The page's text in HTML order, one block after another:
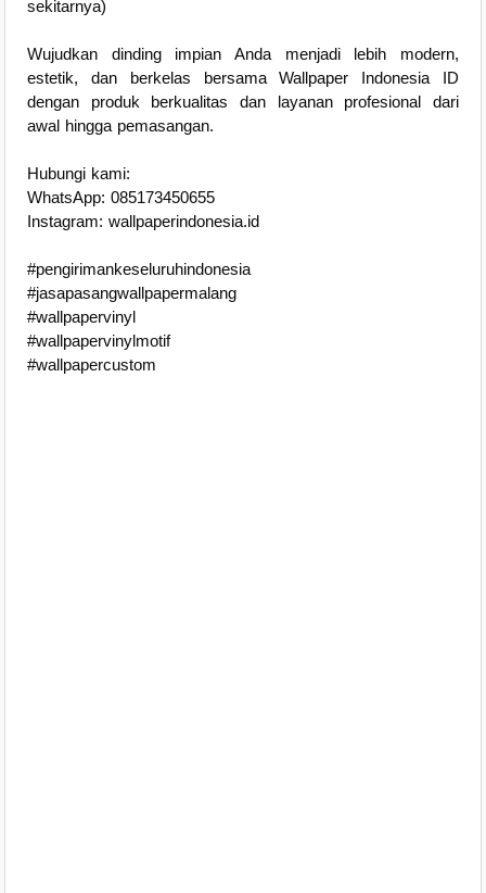
sekitarnya)
Wujudkan dinding impian Anda menjadi lebih modern,
estetik, dan berkelas bersama Wallpaper Indonesia ID
dengan produk berkualitas dan layanan profesional dari
awal hingga pemasangan.
Hubungi kami:
WhatsApp: 085173450655
Instagram: wallpaperindonesia.id
#pengirimankeseluruhindonesia
#jasapasangwallpapermalang
#wallpapervinyl
#wallpapervinylmotif
#wallpapercustom